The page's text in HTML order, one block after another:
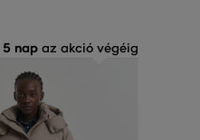
5 napaz akció végéig